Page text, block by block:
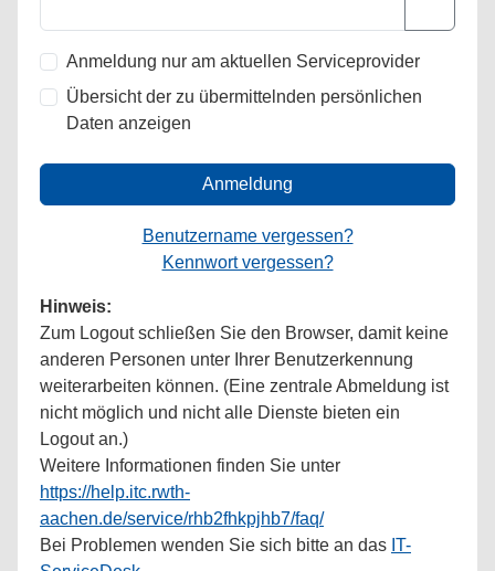
Anmeldung nur am aktuellen Serviceprovider
Übersicht der zu übermittelnden persönlichen
Daten anzeigen
Anmeldung
Benutzername vergessen?
Kennwort vergessen?
Hinweis:
Zum Logout schließen Sie den Browser, damit keine
anderen Personen unter Ihrer Benutzerkennung
weiterarbeiten können. (Eine zentrale Abmeldung ist
nicht möglich und nicht alle Dienste bieten ein
Logout an.)
Weitere Informationen finden Sie unter
https://help.itc.rwth-
aachen.de/service/rhb2fhkpjhb7/faq/
Bei Problemen wenden Sie sich bitte an das IT-